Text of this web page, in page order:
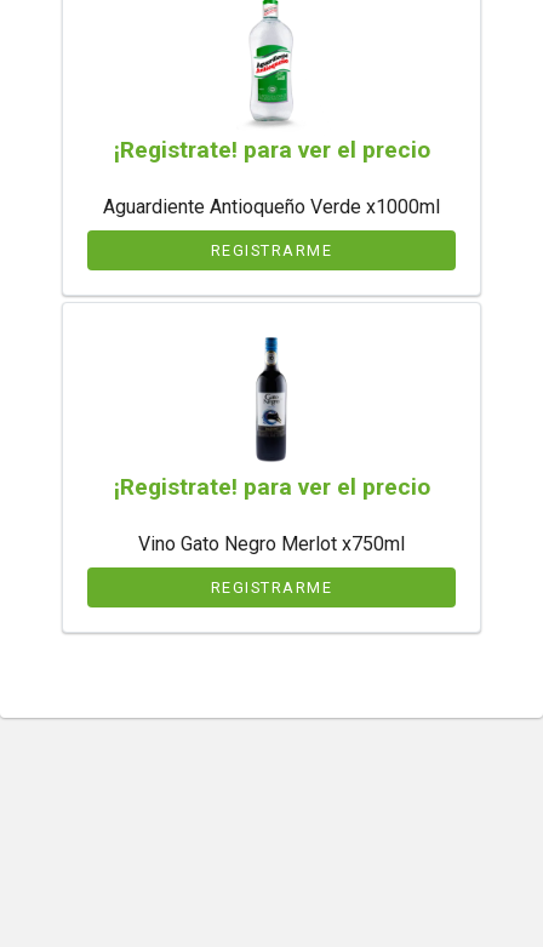
¡Registrate! para ver el precio
Aguardiente Antioqueño Verde x1000ml
REGISTRARME
¡Registrate! para ver el precio
Vino Gato Negro Merlot x750ml
REGISTRARME